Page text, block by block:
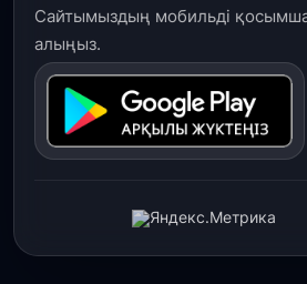
Сайтымыздың мобильді
алыңыз.